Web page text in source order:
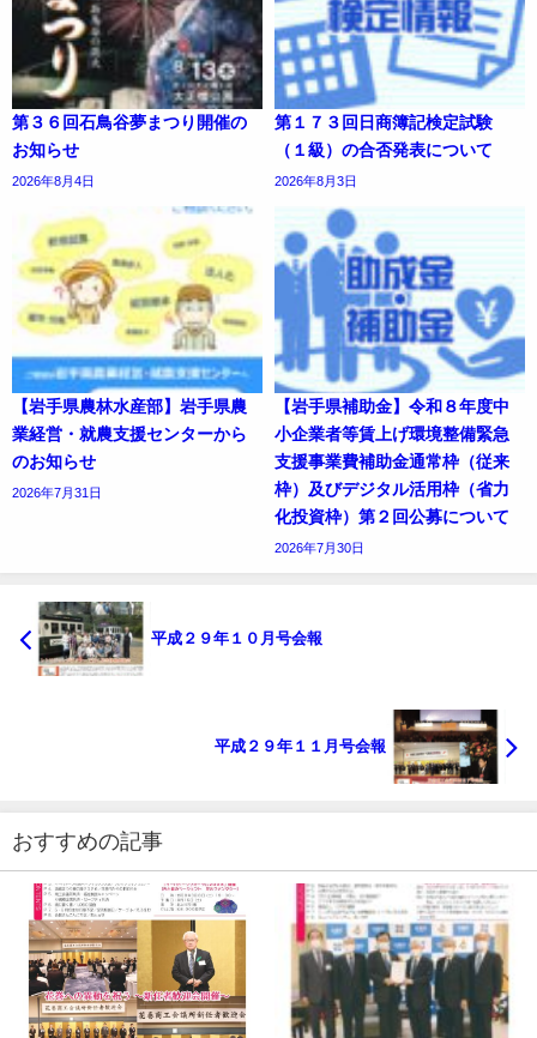
第３６回石鳥谷夢まつり開催の
お知らせ
2026年8月4日
第１７３回日商簿記検定試験
（１級）の合否発表について
2026年8月3日
【岩手県農林水産部】岩手県農
業経営・就農支援センターから
のお知らせ
2026年7月31日
【岩手県補助金】令和８年度中
小企業者等賃上げ環境整備緊急
支援事業費補助金通常枠（従来
枠）及びデジタル活用枠（省力
化投資枠）第２回公募について
2026年7月30日
平成２９年１０月号会報
平成２９年１１月号会報
おすすめの記事